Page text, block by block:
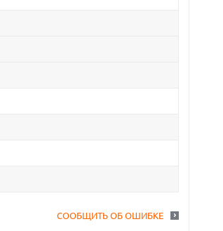
СООБЩИТЬ ОБ ОШИБКЕ